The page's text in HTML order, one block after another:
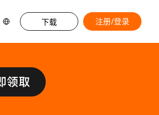
下载 注册/登录